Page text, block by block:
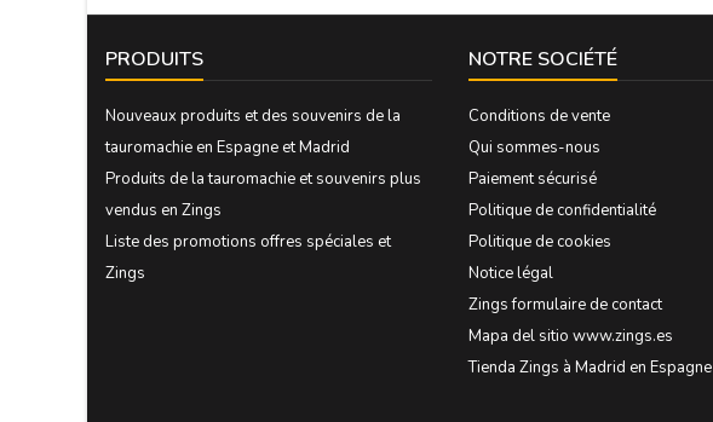
PRODUITS
Nouveaux produits et des souvenirs de la
tauromachie en Espagne et Madrid
Produits de la tauromachie et souvenirs plus
vendus en Zings
Liste des promotions offres spéciales et
Zings
NOTRE SOCIÉTÉ
Conditions de vente
Qui sommes-nous
Paiement sécurisé
Politique de confidentialité
Politique de cookies
Notice légal
Zings formulaire de contact
Mapa del sitio www.zings.es
Tienda Zings à Madrid en Espagne